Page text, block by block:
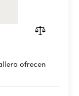
ofrecen